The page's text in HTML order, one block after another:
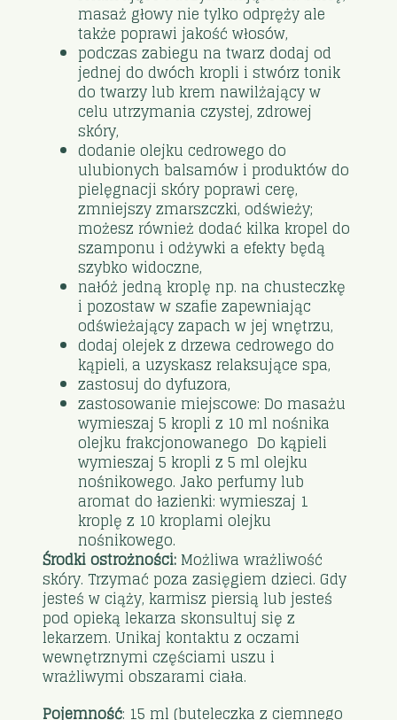
masaż głowy nie tylko odpręży ale
także poprawi jakość włosów,
podczas zabiegu na twarz dodaj od
jednej do dwóch kropli i stwórz tonik
do twarzy lub krem nawilżający w
celu utrzymania czystej, zdrowej
skóry,
dodanie olejku cedrowego do
ulubionych balsamów i produktów do
pielęgnacji skóry poprawi cerę,
zmniejszy zmarszczki, odświeży;
możesz również dodać kilka kropel do
szamponu i odżywki a efekty będą
szybko widoczne,
nałóż jedną kroplę np. na chusteczkę
i pozostaw w szafie zapewniając
odświeżający zapach w jej wnętrzu,
dodaj olejek z drzewa cedrowego do
kąpieli, a uzyskasz relaksujące spa,
zastosuj do dyfuzora,
zastosowanie miejscowe: Do masażu
wymieszaj 5 kropli z 10 ml nośnika
olejku frakcjonowanego Do kąpieli
wymieszaj 5 kropli z 5 ml olejku
nośnikowego. Jako perfumy lub
aromat do łazienki: wymieszaj 1
kroplę z 10 kroplami olejku
nośnikowego.
Środki ostrożności: Możliwa wrażliwość
skóry. Trzymać poza zasięgiem dzieci. Gdy
jesteś w ciąży, karmisz piersią lub jesteś
pod opieką lekarza skonsultuj się z
lekarzem. Unikaj kontaktu z oczami
wewnętrznymi częściami uszu i
wrażliwymi obszarami ciała.
Pojemność: 15 ml (buteleczka z ciemnego